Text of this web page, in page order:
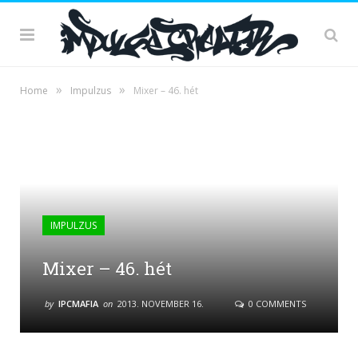
Home » Impulzus » Mixer – 46. hét
IMPULZUS
Mixer – 46. hét
by IPCMAFIA on 2013. NOVEMBER 16. 0 COMMENTS